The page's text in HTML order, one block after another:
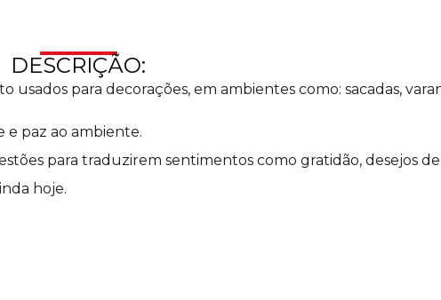
DESCRIÇÃO:
usados para decorações, em ambientes como: sacadas,
e paz ao ambiente.
para traduzirem sentimentos como gratidão, desejos
hoje.